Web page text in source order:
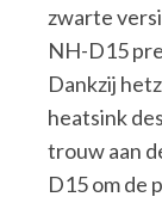
zwarte
NH-D15
Dankzij
heatsink
trouw aan
D15 om de